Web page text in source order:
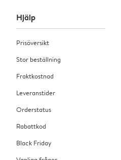
Hjälp
Prisöversikt
Stor beställning
Fraktkostnad
Leveranstider
Orderstatus
Rabattkod
Black Friday